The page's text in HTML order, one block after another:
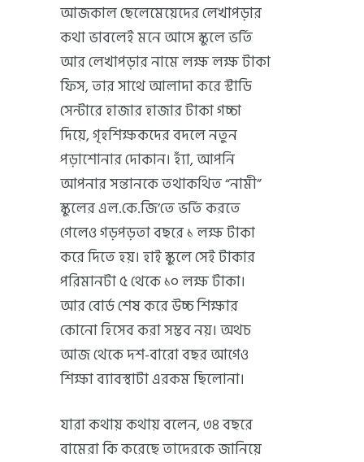
আজকাল ছেলেমেয়েদের লেখাপড়ার
কথা ভাবলেই মনে আসে স্কুলে ভর্তি
আর লেখাপড়ার নামে লক্ষ লক্ষ টাকা
ফিস, তার সাথে আলাদা করে স্টাডি
সেন্টারে হাজার হাজার টাকা গচ্চা
দিয়ে, গৃহশিক্ষকদের বদলে নতুন
পড়াশোনার দোকান। হ্যাঁ, আপনি
আপনার সন্তানকে তথাকথিত “নামী”
স্কুলের এল.কে.জি’তে ভর্তি করতে
গেলেও গড়পড়তা বছরে ১ লক্ষ টাকা
করে দিতে হয়। হাই স্কুলে সেই টাকার
পরিমানটা ৫ থেকে ১০ লক্ষ টাকা।
আর বোর্ড শেষ করে উচ্চ শিক্ষার
কোনো হিসেব করা সম্ভব নয়। অথচ
আজ থেকে দশ-বারো বছর আগেও
শিক্ষা ব্যাবস্থাটা এরকম ছিলোনা।
যারা কথায় কথায় বলেন, ৩৪ বছরে
বামেরা কি করেছে তাদেরকে জানিয়ে